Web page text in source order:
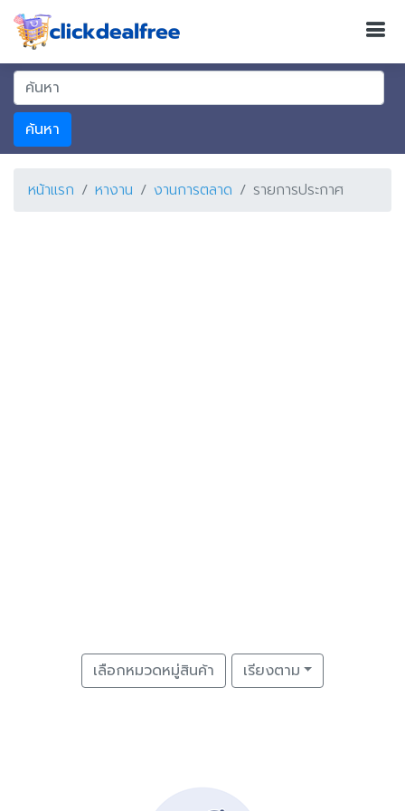
ค้นหา
หน้าแรก หางาน งานการตลาด รายการประกาศ
เลือกหมวดหมู่สินค้า เรียงตาม